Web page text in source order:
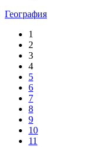
География
1
2
3
4
5
6
7
8
9
10
11